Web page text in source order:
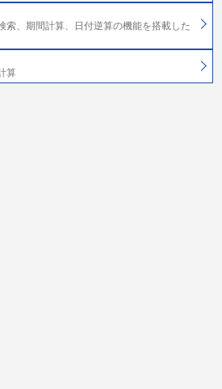
索、期間計算、日付逆算の機能を搭載した
算